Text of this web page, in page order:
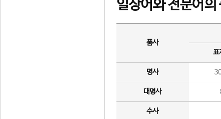
일상어와 전문어의
품사
표
명사
대명사
수사